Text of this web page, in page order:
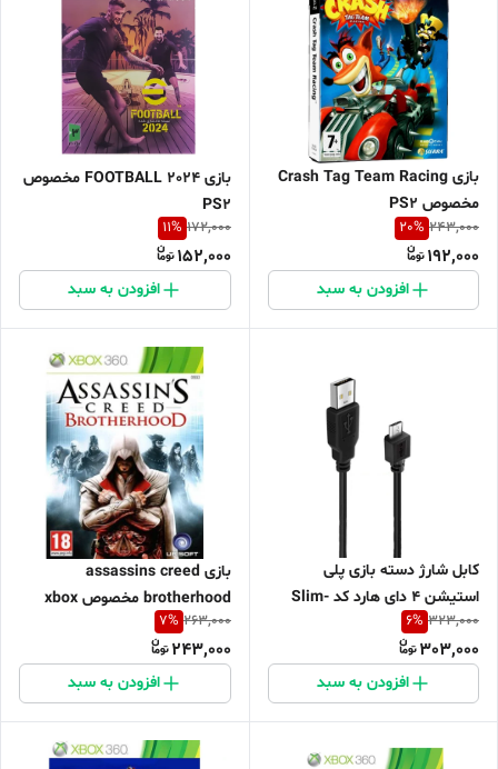
بازی Crash Tag Team Racing
مخصوص PS2
243,000
20%
192,000
افزودن به سبد
بازی FOOTBALL 2024 مخصوص
PS2
172,000
11%
152,000
افزودن به سبد
کابل شارژ دسته بازی پلی
استیشن 4 دای هارد کد Slim-
Pro
323,000
6%
303,000
افزودن به سبد
بازی assassins creed
brotherhood مخصوص xbox
360
263,000
7%
243,000
افزودن به سبد